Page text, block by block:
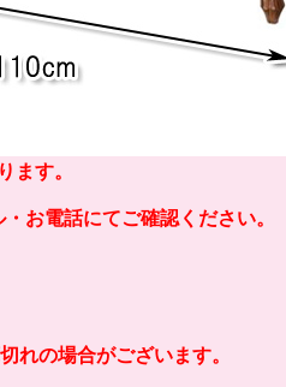
ます。
お電話にてご確認ください。
れの場合がございます。